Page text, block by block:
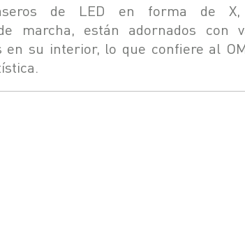
de LED en forma de X,
marcha, están adornados con
en su interior, lo que confiere al